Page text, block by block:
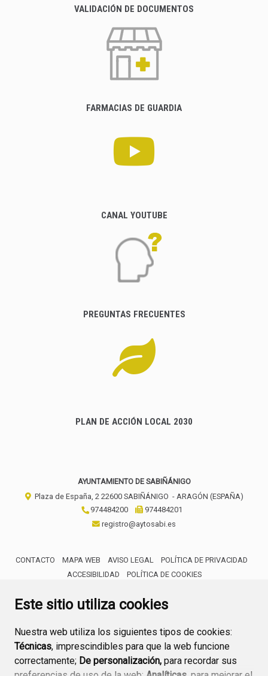
Este sitio utiliza cookies
Nuestra web utiliza los siguientes tipos de cookies:
Técnicas, imprescindibles para que la web funcione
correctamente; De personalización, para recordar sus
VALIDACIÓN DE DOCUMENTOS
FARMACIAS DE GUARDIA
CANAL YOUTUBE
PREGUNTAS FRECUENTES
PLAN DE ACCIÓN LOCAL 2030
AYUNTAMIENTO DE SABIÑÁNIGO
Plaza de España, 2 22600 SABIÑÁNIGO - ARAGÓN (ESPAÑA)
974484200
974484201
registro@aytosabi.es
CONTACTO MAPA WEB AVISO LEGAL
POLÍTICA DE PRIVACIDAD
ACCESIBILIDAD
POLÍTICA DE COOKIES